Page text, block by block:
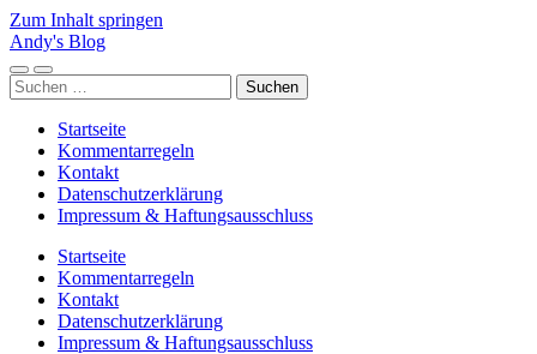
Zum Inhalt springen
Andy's Blog
Mobile-
Menü
Suchfeld
ein-/ausblenden
Suchen
nach:
Startseite
Kommentarregeln
Kontakt
Datenschutzerklärung
Impressum & Haftungsausschluss
Startseite
Kommentarregeln
Kontakt
Datenschutzerklärung
Impressum & Haftungsausschluss